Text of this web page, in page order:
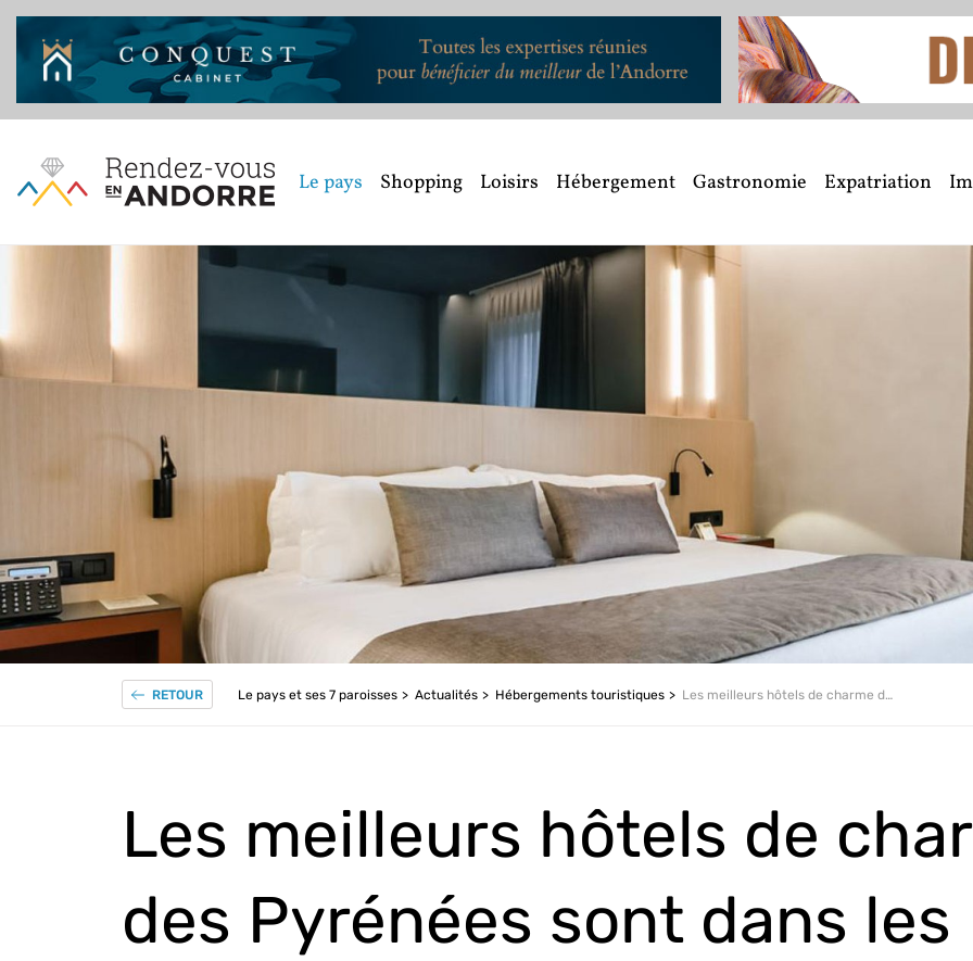
Le pays Shopping Loisirs Hébergement Gastronomie Expatriation
RETOUR Le pays et ses 7 paroisses Actualités Hébergements touristiques Les meilleurs hôtels de charme des Pyrénées sont dans les montagnes d’Andorre
Les meilleurs hôtels de
des Pyrénées sont dans les